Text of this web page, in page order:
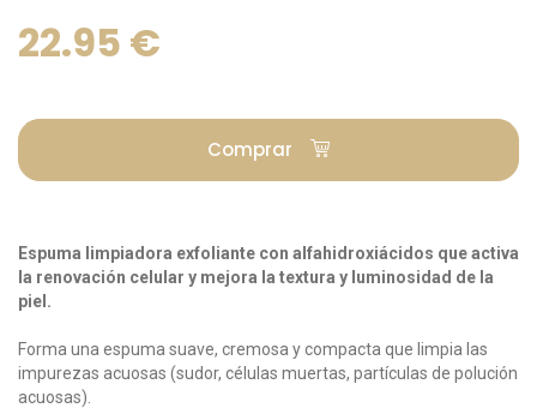
22.95 €
Comprar
Espuma limpiadora exfoliante con alfahidroxiácidos que activa
la renovación celular y mejora la textura y luminosidad de la
piel.
Forma una espuma suave, cremosa y compacta que limpia las
impurezas acuosas (sudor, células muertas, partículas de polución
acuosas).